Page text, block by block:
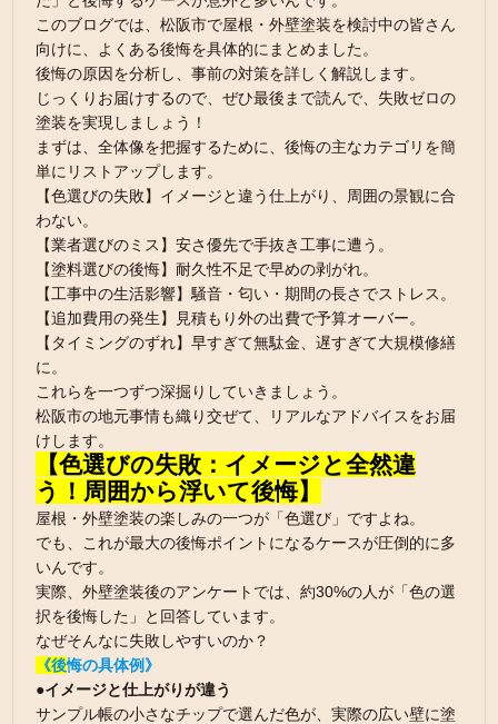
このブログでは、松阪市で屋根・外壁塗装を検討中の皆さん
向けに、よくある後悔を具体的にまとめました。
後悔の原因を分析し、事前の対策を詳しく解説します。
じっくりお届けするので、ぜひ最後まで読んで、失敗ゼロの
塗装を実現しましょう！
まずは、全体像を把握するために、後悔の主なカテゴリを簡
単にリストアップします。
【色選びの失敗】イメージと違う仕上がり、周囲の景観に合
わない。
【業者選びのミス】安さ優先で手抜き工事に遭う。
【塗料選びの後悔】耐久性不足で早めの剥がれ。
【工事中の生活影響】騒音・匂い・期間の長さでストレス。
【追加費用の発生】見積もり外の出費で予算オーバー。
【タイミングのずれ】早すぎて無駄金、遅すぎて大規模修繕
に。
これらを一つずつ深掘りしていきましょう。
松阪市の地元事情も織り交ぜて、リアルなアドバイスをお届
けします。
【色選びの失敗：イメージと全然違
う！周囲から浮いて後悔】
屋根・外壁塗装の楽しみの一つが「色選び」ですよね。
でも、これが最大の後悔ポイントになるケースが圧倒的に多
いんです。
実際、外壁塗装後のアンケートでは、約30%の人が「色の選
択を後悔した」と回答しています。
なぜそんなに失敗しやすいのか？
《後悔の具体例》
●イメージと仕上がりが違う
サンプル帳の小さなチップで選んだ色が、実際の広い壁に塗